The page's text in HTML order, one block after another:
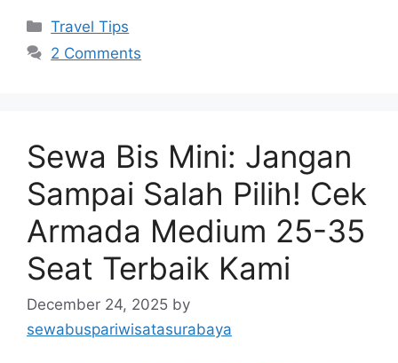
Travel Tips
2 Comments
Sewa Bis Mini: Jangan
Sampai Salah Pilih! Cek
Armada Medium 25-35
Seat Terbaik Kami
December 24, 2025 by
sewabuspariwisatasurabaya